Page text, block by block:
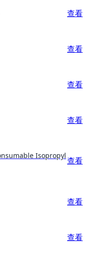
查看
查看
查看
查看
Isopropyl查看
查看
查看